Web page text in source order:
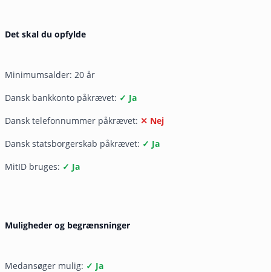
Det skal du opfylde
Minimumsalder: 20 år
Dansk bankkonto påkrævet: ✓ Ja
Dansk telefonnummer påkrævet: ✕ Nej
Dansk statsborgerskab påkrævet: ✓ Ja
MitID bruges: ✓ Ja
Muligheder og begrænsninger
Medansøger mulig: ✓ Ja